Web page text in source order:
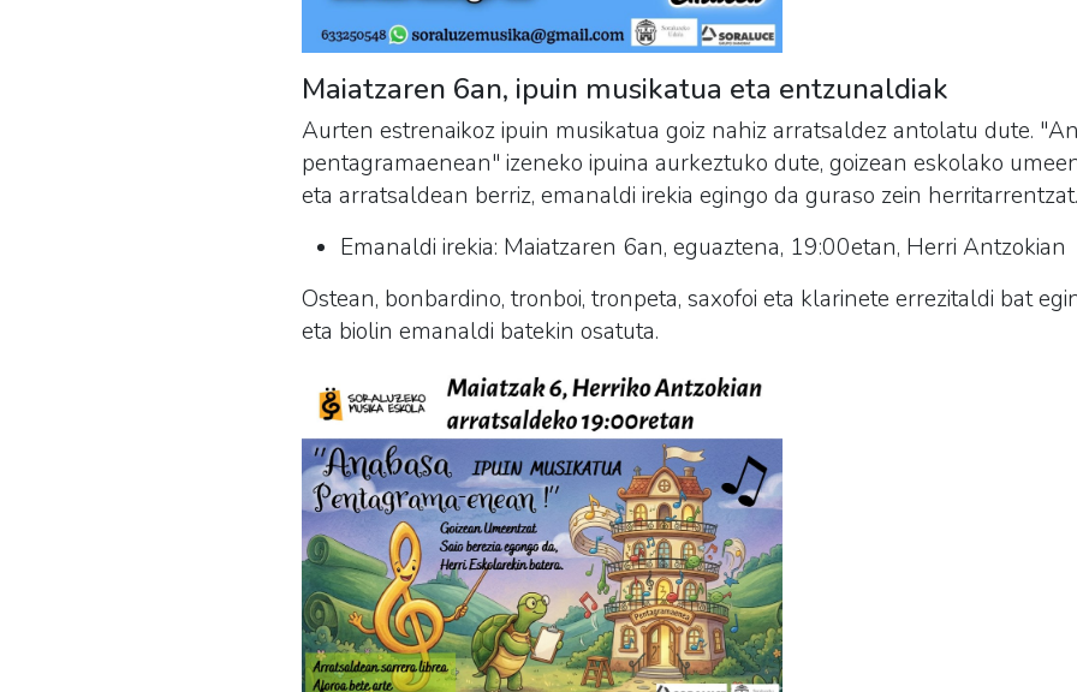
Maiatzaren 6an, ipuin musikatua eta entzunaldiak
Aurten estrenaikoz ipuin musikatua goiz nahiz arratsaldez antolatu dute.
pentagramaenean" izeneko ipuina aurkeztuko dute, goizean eskolako
eta arratsaldean berriz, emanaldi irekia egingo da guraso zein herritarrentzat.
Emanaldi irekia: Maiatzaren 6an, eguaztena, 19:00etan, Herri Antzokian
Ostean, bonbardino, tronboi, tronpeta, saxofoi eta klarinete errezitaldi bat
eta biolin emanaldi batekin osatuta.